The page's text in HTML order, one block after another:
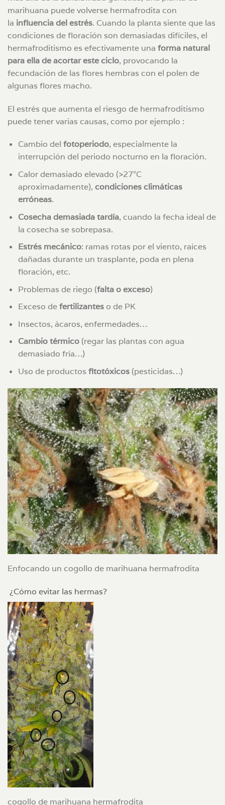
marihuana puede volverse hermafrodita con
la influencia del estrés. Cuando la planta siente que las
condiciones de floración son demasiadas difíciles, el
hermafroditismo es efectivamente una forma natural
para ella de acortar este ciclo, provocando la
fecundación de las flores hembras con el polen de
algunas flores macho.
El estrés que aumenta el riesgo de hermafroditismo
puede tener varias causas, como por ejemplo :
Cambio del fotoperiodo, especialmente la
interrupción del periodo nocturno en la floración.
Calor demasiado elevado (>27°C
aproximadamente), condiciones climáticas
erróneas.
Cosecha demasiada tardía, cuando la fecha ideal de
la cosecha se sobrepasa.
Estrés mecánico: ramas rotas por el viento, raíces
dañadas durante un trasplante, poda en plena
floración, etc.
Problemas de riego (falta o exceso)
Exceso defertilizanteso de PK
Insectos, ácaros, enfermedades…
Cambio térmico(regar las plantas con agua
demasiado fría…)
Uso de productos fitotóxicos(pesticidas…)
Enfocando un cogollo de marihuana hermafrodita
¿Cómo evitar las hermas?
cogollo de marihuana hermafrodita